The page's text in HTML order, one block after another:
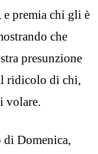
premia chi gli è
che
presunzione
ridicolo di chi,
volare.
di Domenica,